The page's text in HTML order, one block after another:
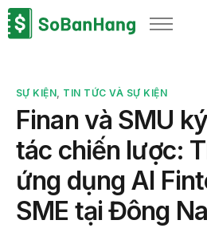
Sản phẩm
Bảng giá
Blog
Thông tin thuế
Về chúng tôi
SỰ KIỆN, TIN TỨC VÀ SỰ KIỆN
Finan và SMU
tác chiến lược:
ứng dụng AI
SME tại Đông